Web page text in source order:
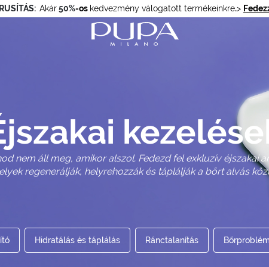
Akár50%-os kedvezmény válogatott termékeinkre.>
nem áll meg, amikor alszol. Fedezd fel exkluzív éjszakai
regenerálják, helyrehozzák és táplálják a bőrt alvás
Hidratálás és táplálás Ránctalanítás